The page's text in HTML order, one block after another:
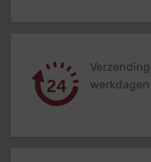
Verzending